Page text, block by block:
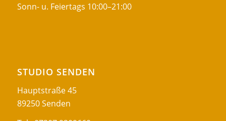
Sonn- u. Feiertags 10:00–21:00
STUDIO SENDEN
Hauptstraße 45
89250 Senden